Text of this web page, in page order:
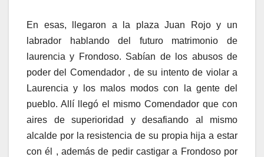
En esas, llegaron a la plaza Juan Rojo y un
labrador hablando del futuro matrimonio de
laurencia y Frondoso. Sabían de los abusos de
poder del Comendador , de su intento de violar a
Laurencia y los malos modos con la gente del
pueblo. Allí llegó el mismo Comendador que con
aires de superioridad y desafiando al mismo
alcalde por la resistencia de su propia hija a estar
con él , además de pedir castigar a Frondoso por